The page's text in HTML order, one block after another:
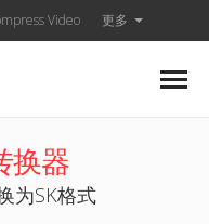
Video 更多
换器
为SK格式